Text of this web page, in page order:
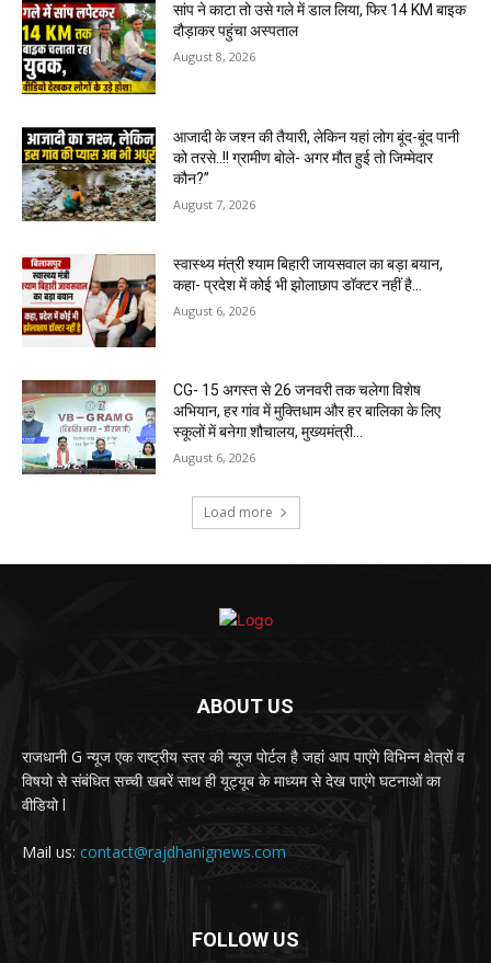
सांप ने काटा तो उसे गले में डाल लिया, फिर 14 KM बाइक
दौड़ाकर पहुंचा अस्पताल
August 8, 2026
आजादी के जश्न की तैयारी, लेकिन यहां लोग बूंद-बूंद पानी
को तरसे..!! ग्रामीण बोले- अगर मौत हुई तो जिम्मेदार
कौन?”
August 7, 2026
स्वास्थ्य मंत्री श्याम बिहारी जायसवाल का बड़ा बयान,
कहा- प्रदेश में कोई भी झोलाछाप डॉक्टर नहीं है…
August 6, 2026
CG- 15 अगस्त से 26 जनवरी तक चलेगा विशेष
अभियान, हर गांव में मुक्तिधाम और हर बालिका के लिए
स्कूलों में बनेगा शौचालय, मुख्यमंत्री...
August 6, 2026
Load more
ABOUT US
राजधानी G न्यूज एक राष्ट्रीय स्तर की न्यूज पोर्टल है जहां आप पाएंगे विभिन्न क्षेत्रों व
विषयो से संबंधित सच्ची खबरें साथ ही यूट्यूब के माध्यम से देख पाएंगे घटनाओं का
वीडियो l
Mail us: contact@rajdhanignews.com
FOLLOW US